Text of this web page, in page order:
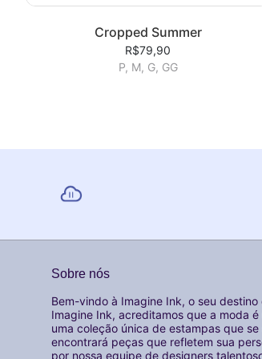
Cropped Summer
R$79,90
P, M, G, GG
Sobre nós
Bem-vindo à Imagine Ink, o seu
Imagine Ink, acreditamos que a moda
uma coleção única de estampas que
encontrará peças que refletem sua
por nossa equipe de designers